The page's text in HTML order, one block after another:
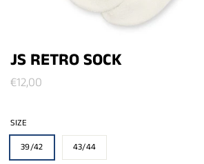
JS RETRO SOCK
€12,00
SIZE
39/42 43/44